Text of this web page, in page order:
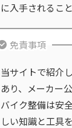
に入手されるこ
免責事項
当サイトで紹介
あり、メーカー
バイク整備は安
しい知識と工具